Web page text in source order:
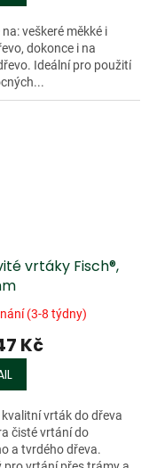
na: veškeré měkké i
dokonce i na
Ideální pro použití
vrtáky Fisch®,
(3-8 týdny)
Kč
vrták do dřeva
čisté vrtání do
a tvrdého dřeva.